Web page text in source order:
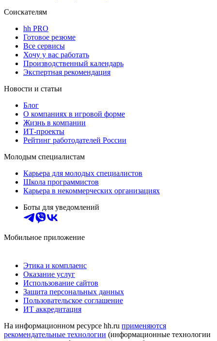
Соискателям
hh PRO
Готовое резюме
Все сервисы
Хочу у вас работать
Производственный календарь
Экспертная рекомендация
Новости и статьи
Блог
О компаниях в игровой форме
Жизнь в компании
ИТ-проекты
Рейтинг работодателей России
Молодым специалистам
Карьера для молодых специалистов
Школа программистов
Карьера в некоммерческих организациях
Боты для уведомлений
Мобильное приложение
Этика и комплаенс
Оказание услуг
Использование сайтов
Защита персональных данных
Пользовательское соглашение
ИТ аккредитация
На информационном ресурсе hh.ru применяются
рекомендательные технологии (информационные технологии